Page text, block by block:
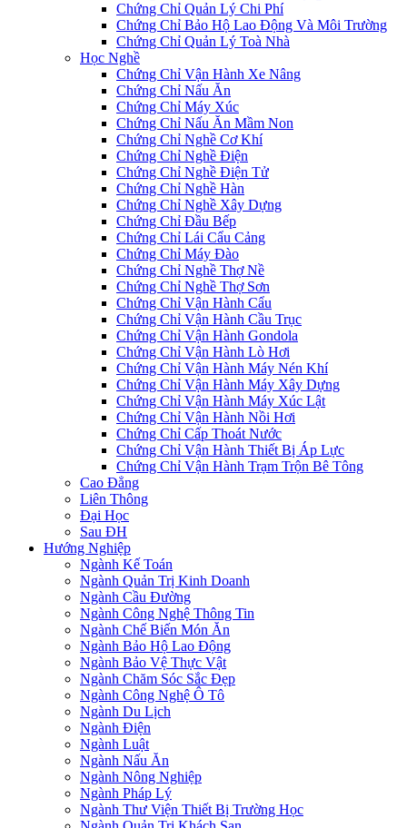
Chứng Chỉ Quản Lý Chi Phí
Chứng Chỉ Bảo Hộ Lao Động Và Môi Trường
Chứng Chỉ Quản Lý Toà Nhà
Học Nghề
Chứng Chỉ Vận Hành Xe Nâng
Chứng Chỉ Nấu Ăn
Chứng Chỉ Máy Xúc
Chứng Chỉ Nấu Ăn Mầm Non
Chứng Chỉ Nghề Cơ Khí
Chứng Chỉ Nghề Điện
Chứng Chỉ Nghề Điện Tử
Chứng Chỉ Nghề Hàn
Chứng Chỉ Nghề Xây Dựng
Chứng Chỉ Đầu Bếp
Chứng Chỉ Lái Cẩu Cảng
Chứng Chỉ Máy Đào
Chứng Chỉ Nghề Thợ Nề
Chứng Chỉ Nghề Thợ Sơn
Chứng Chỉ Vận Hành Cẩu
Chứng Chỉ Vận Hành Cầu Trục
Chứng Chỉ Vận Hành Gondola
Chứng Chỉ Vận Hành Lò Hơi
Chứng Chỉ Vận Hành Máy Nén Khí
Chứng Chỉ Vận Hành Máy Xây Dựng
Chứng Chỉ Vận Hành Máy Xúc Lật
Chứng Chỉ Vận Hành Nồi Hơi
Chứng Chỉ Cấp Thoát Nước
Chứng Chỉ Vận Hành Thiết Bị Áp Lực
Chứng Chỉ Vận Hành Trạm Trộn Bê Tông
Cao Đẳng
Liên Thông
Đại Học
Sau ĐH
Hướng Nghiệp
Ngành Kế Toán
Ngành Quản Trị Kinh Doanh
Ngành Cầu Đường
Ngành Công Nghệ Thông Tin
Ngành Chế Biến Món Ăn
Ngành Bảo Hộ Lao Động
Ngành Bảo Vệ Thực Vật
Ngành Chăm Sóc Sắc Đẹp
Ngành Công Nghệ Ô Tô
Ngành Du Lịch
Ngành Điện
Ngành Luật
Ngành Nấu Ăn
Ngành Nông Nghiệp
Ngành Pháp Lý
Ngành Thư Viện Thiết Bị Trường Học